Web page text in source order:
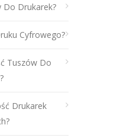
Do Drukarek?
Cyfrowego?
Tuszów Do
Drukarek